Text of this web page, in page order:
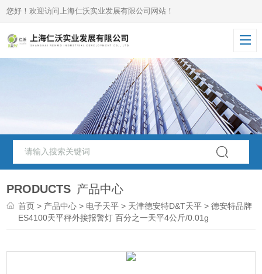
您好！欢迎访问上海仁沃实业发展有限公司网站！
PRODUCTS 产品中心
首页 > 产品中心 > 电子天平 > 天津德安特D&T天平 > 德安特品牌
ES4100天平秤外接报警灯 百分之一天平4公斤/0.01g